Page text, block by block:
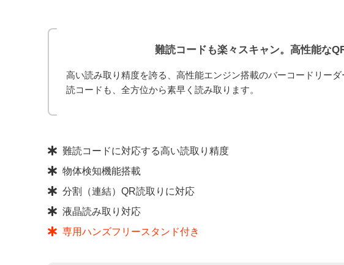
難読コードも楽々スキャン。高性能な
高い読み取り精度を誇る、高性能エンジン搭載のバーコードリー
読コードも、全方位から素早く読み取ります。
製品の注目ポイント
難読コードに対応する高い読取り精度
物体検知機能搭載
分割（連結）QR読取りに対応
液晶読み取り対応
専用ハンズフリースタンド付き